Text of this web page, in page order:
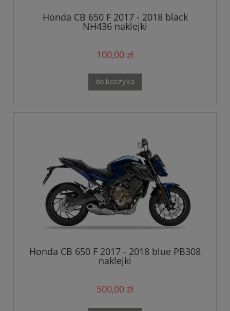
Honda CB 650 F 2017 - 2018 black
NH436 naklejki
100,00 zł
do koszyka
Honda CB 650 F 2017 - 2018 blue PB308
naklejki
500,00 zł